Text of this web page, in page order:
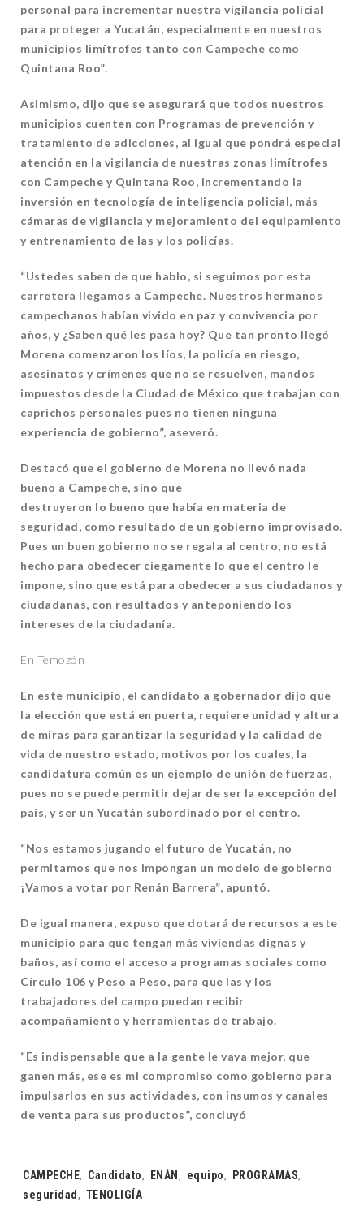
personal para incrementar nuestra vigilancia policial
para proteger a Yucatán, especialmente en nuestros
municipios limítrofes tanto con Campeche como
Quintana Roo”.
Asimismo, dijo que se asegurará que todos nuestros
municipios cuenten con Programas de prevención y
tratamiento de adicciones, al igual que pondrá especial
atención en la vigilancia de nuestras zonas limítrofes
con Campeche y Quintana Roo, incrementando la
inversión en tecnología de inteligencia policial, más
cámaras de vigilancia y mejoramiento del equipamiento
y entrenamiento de las y los policías.
“Ustedes saben de que hablo, si seguimos por esta
carretera llegamos a Campeche. Nuestros hermanos
campechanos habían vivido en paz y convivencia por
años, y ¿Saben qué les pasa hoy? Que tan pronto llegó
Morena comenzaron los líos, la policía en riesgo,
asesinatos y crímenes que no se resuelven, mandos
impuestos desde la Ciudad de México que trabajan con
caprichos personales pues no tienen ninguna
experiencia de gobierno”, aseveró.
Destacó que el gobierno de Morena no llevó nada
bueno a Campeche, sino que
destruyeron lo bueno que había en materia de
seguridad, como resultado de un gobierno improvisado.
Pues un buen gobierno no se regala al centro, no está
hecho para obedecer ciegamente lo que el centro le
impone, sino que está para obedecer a sus ciudadanos y
ciudadanas, con resultados y anteponiendo los
intereses de la ciudadanía.
En Temozón
En este municipio, el candidato a gobernador dijo que
la elección que está en puerta, requiere unidad y altura
de miras para garantizar la seguridad y la calidad de
vida de nuestro estado, motivos por los cuales, la
candidatura común es un ejemplo de unión de fuerzas,
pues no se puede permitir dejar de ser la excepción del
país, y ser un Yucatán subordinado por el centro.
“Nos estamos jugando el futuro de Yucatán, no
permitamos que nos impongan un modelo de gobierno
¡Vamos a votar por Renán Barrera”, apuntó.
De igual manera, expuso que dotará de recursos a este
municipio para que tengan más viviendas dignas y
baños, así como el acceso a programas sociales como
Círculo 106 y Peso a Peso, para que las y los
trabajadores del campo puedan recibir
acompañamiento y herramientas de trabajo.
“Es indispensable que a la gente le vaya mejor, que
ganen más, ese es mi compromiso como gobierno para
impulsarlos en sus actividades, con insumos y canales
de venta para sus productos”, concluyó
Tags:
CAMPECHE, Candidato, ENÁN , equipo, PROGRAMAS,
seguridad , TENOLIGÍA